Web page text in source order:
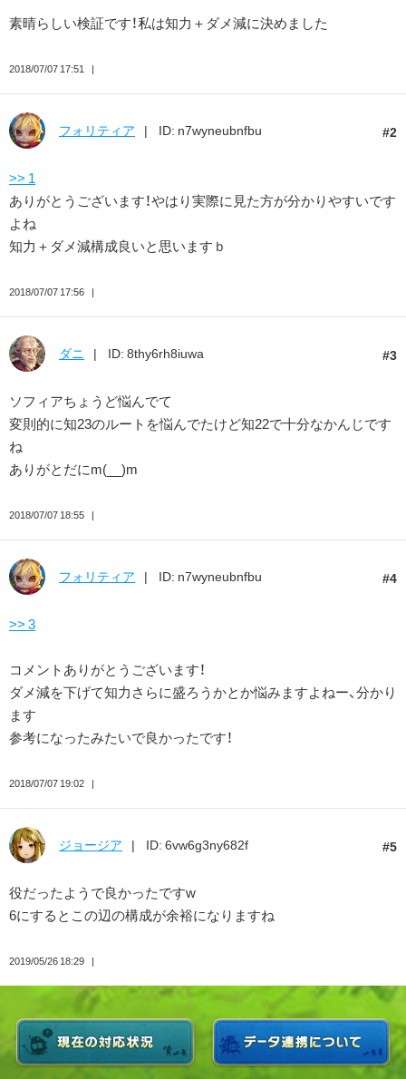
素晴らしい検証です！私は知力＋ダメ減に決めました
2018/07/07 17:51
2
フォリティア ID: n7wyneubnfbu
>> 1
ありがとうございます！やはり実際に見た方が分かりやすいです
よね
知力＋ダメ減構成良いと思いますｂ
2018/07/07 17:56
3
ダニ ID: 8thy6rh8iuwa
ソフィアちょうど悩んでて
変則的に知23のルートを悩んでたけど知22で十分なかんじです
ね
ありがとだにm(__)m
2018/07/07 18:55
4
フォリティア ID: n7wyneubnfbu
>> 3
コメントありがとうございます！
ダメ減を下げて知力さらに盛ろうかとか悩みますよねー、分かり
ます
参考になったみたいで良かったです！
2018/07/07 19:02
5
ジョージア ID: 6vw6g3ny682f
役だったようで良かったですw
6にするとこの辺の構成が余裕になりますね
2019/05/26 18:29